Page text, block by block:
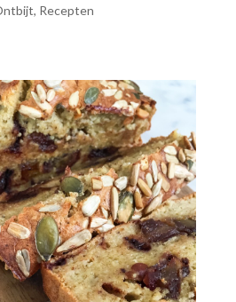
, Recepten